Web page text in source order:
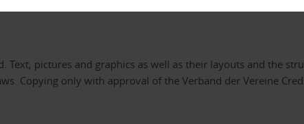
Text, pictures and graphics as well as their layouts and the
Copying only with approval of the Verband der Vereine